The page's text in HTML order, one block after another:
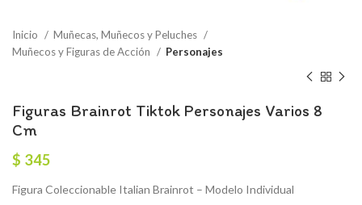
Inicio
Muñecas, Muñecos y Peluches
Muñecos y Figuras de Acción
Personajes
Figuras Brainrot Tiktok Personajes Varios 8
Cm
$ 345
Figura Coleccionable Italian Brainrot – Modelo Individual